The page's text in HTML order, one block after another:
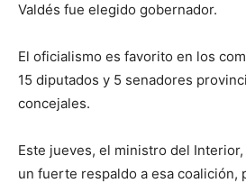
Valdés fue elegido gobernador.
El oficialismo es favorito en los
15 diputados y 5 senadores
concejales.
Este jueves, el ministro del
un fuerte respaldo a esa coalición,